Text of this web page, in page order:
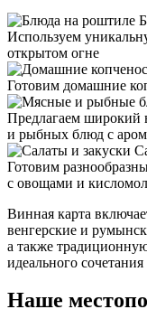
Используем
открытом огне
Готовим домашние
Предлагаем широкий
и рыбных блюд с
Готовим
с овощами и
Винная карта
венгерские и
а также
идеального
Наше